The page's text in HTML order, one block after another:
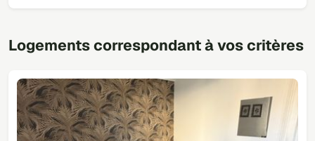
Logements correspondant à vos critères